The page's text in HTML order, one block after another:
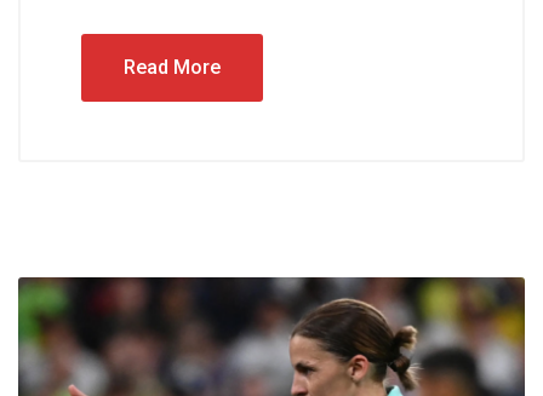
Read More